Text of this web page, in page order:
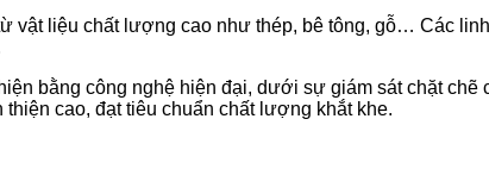
vật liệu chất lượng cao như thép, bê tông, gỗ… Các
bằng công nghệ hiện đại, dưới sự giám sát chặt
cao, đạt tiêu chuẩn chất lượng khắt khe.